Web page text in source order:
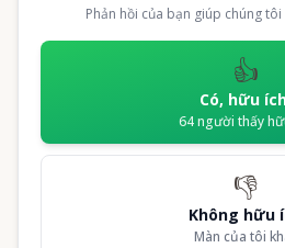
Phản hồi của bạn giúp chúng
👍
Có, hữu
64người thấy
👎
Không hữu
Màn của tôi